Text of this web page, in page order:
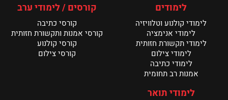
בוגרות מחלקת כתיבה במנשר משתפות
קרא עוד >
חדשות מחלקת הכתיבה
קרא עוד >
לימודים
לימודי קולנוע וטלוויזיה
לימודי אנימציה
לימודי תקשורת חזותית
לימודי צילום
לימודי כתיבה
אמנות רב תחומית
קורסים / לימודי ערב
קורסי כתיבה
קורסי אמנות ותקשורת חזותית
קורסי קולנוע
קורסי צילום
לימודי תואר